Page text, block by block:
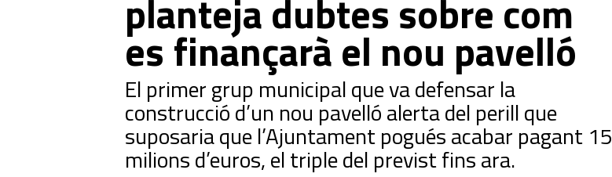
planteja dubtes sobre com
es finançarà el nou pavelló
El primer grup municipal que va defensar la
construcció d’un nou pavelló alerta del perill que
suposaria que l’Ajuntament pogués acabar pagant 15
milions d’euros, el triple del previst fins ara.